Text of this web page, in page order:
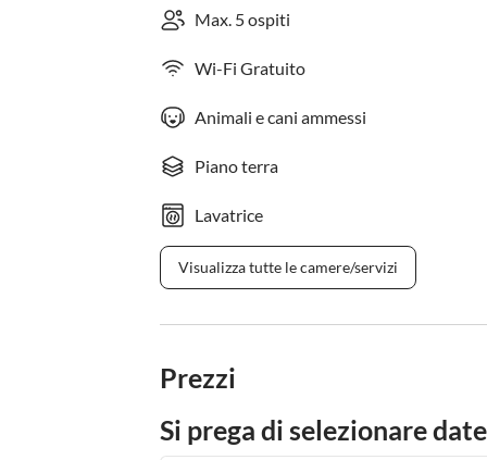
Max. 5 ospiti
Wi-Fi Gratuito
Animali e cani ammessi
Piano terra
Lavatrice
Visualizza tutte le camere/servizi
Prezzi
Si prega di selezionare